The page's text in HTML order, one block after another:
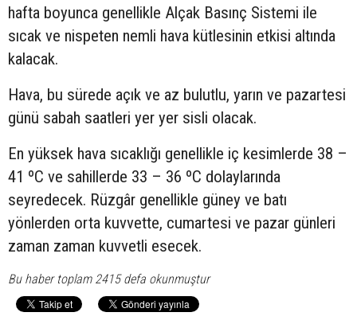
hafta boyunca genellikle Alçak Basınç Sistemi ile
sıcak ve nispeten nemli hava kütlesinin etkisi altında
kalacak.
Hava, bu sürede açık ve az bulutlu, yarın ve pazartesi
günü sabah saatleri yer yer sisli olacak.
En yüksek hava sıcaklığı genellikle iç kesimlerde 38 –
41 ºC ve sahillerde 33 – 36 ºC dolaylarında
seyredecek. Rüzgâr genellikle güney ve batı
yönlerden orta kuvvette, cumartesi ve pazar günleri
zaman zaman kuvvetli esecek.
Bu haber toplam 2415 defa okunmuştur